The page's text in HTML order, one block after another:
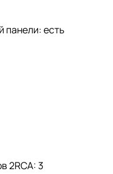
панели: есть
2RCA: 3